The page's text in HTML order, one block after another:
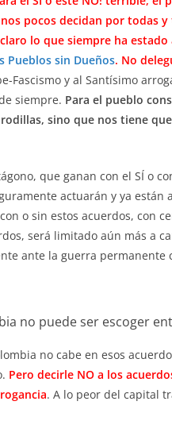
pocos decidan por todas y
lo que siempre ha
Pueblos sin Dueños. No
Fascismo y al Santísimo
siempre. Para el pueblo
sino que nos tiene
que ganan con el SÍ o
actuarán y ya están
o sin estos acuerdos, con
será limitado aún más a
ante la guerra permanente
no puede ser escoger
no cabe en esos
Pero decirle NO a los
. A lo peor del capital